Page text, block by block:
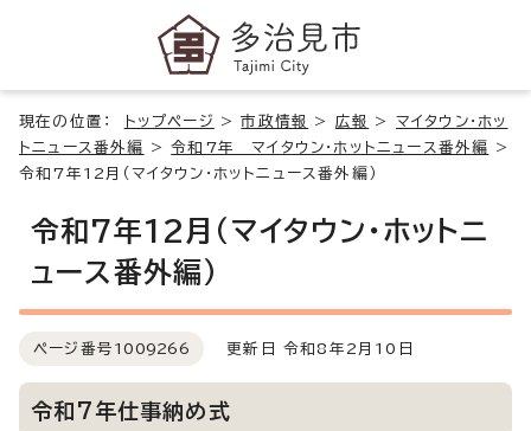
現在の位置： トップページ >市政情報 > 広報 > マイタウン・ホッ
トニュース番外編
>令和7年 マイタウン・ホットニュース番外編
>
令和7年12月（マイタウン・ホットニュース番外編）
令和7年12月（マイタウン・ホットニ
ュース番外編）
ページ番号 1009266 更新日 令和8年2月10日
令和7年仕事納め式